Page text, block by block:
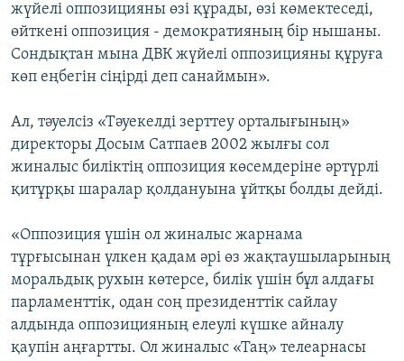
жүйелі оппозицияны өзі құрады, өзі көмектеседі,
өйткені оппозиция - демократияның бір нышаны.
Сондықтан мына ДВК жүйелі оппозицияны құруға
көп еңбегін сіңірді деп санаймын».
Ал, тәуелсіз «Тәуекелді зерттеу орталығының»
директоры Досым Сатпаев 2002 жылғы сол
жиналыс биліктің оппозиция көсемдеріне әртүрлі
қитұрқы шаралар қолдануына ұйтқы болды дейді.
«Оппозиция үшін ол жиналыс жарнама
тұрғысынан үлкен қадам әрі өз жақтаушыларының
моральдық рухын көтерсе, билік үшін бұл алдағы
парламенттік, одан соң президенттік сайлау
алдында оппозицияның елеулі күшке айналу
қаупін аңғартты. Ол жиналыс «Таң» телеарнасы